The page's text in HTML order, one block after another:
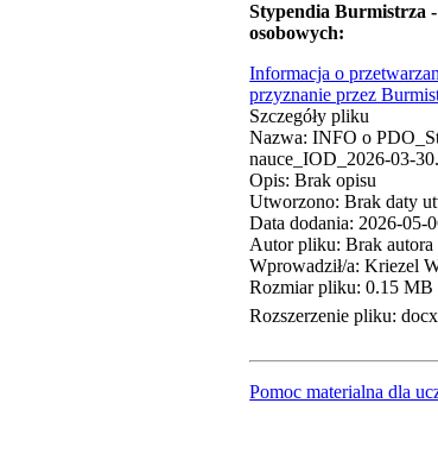
Stypendia Burmistrza
osobowych:
Informacja o
przyznanie przez
Szczegóły pliku
Nazwa: INFO o
nauce_IOD_2026-03-
Opis: Brak opisu
Utworzono: Brak daty
Data dodania: 2026-05-
Autor pliku: Brak autora
Wprowadził/a: Kriezel
Rozmiar pliku: 0.15 MB
Rozszerzenie pliku: docx
Pomoc materialna dla